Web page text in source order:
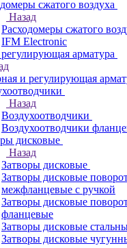
сжатого воздуха
Назад
Расходомеры сжатого
IFM Electronic
арматура
и регулирующая
Назад
Воздухоотводчики
Воздухоотводчики
дисковые
Назад
Затворы дисковые
Затворы дисковые
межфланцевые с ручкой
Затворы дисковые
фланцевые
Затворы дисковые
Затворы дисковые